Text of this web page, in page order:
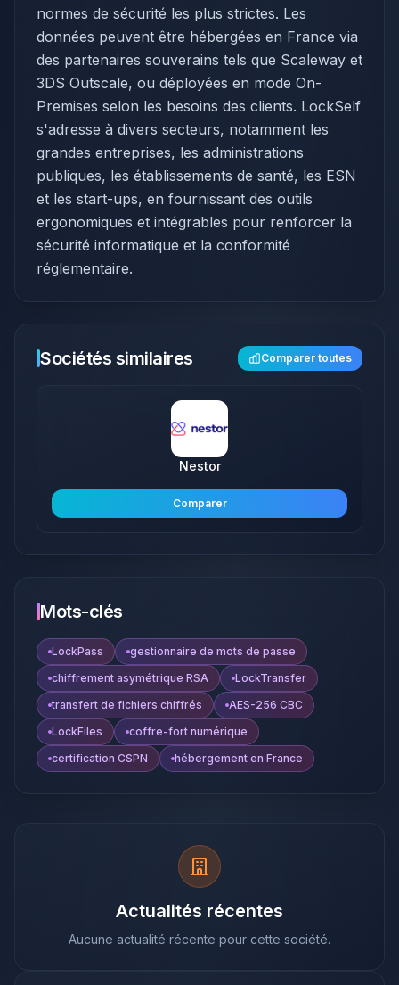
normes de sécurité les plus strictes. Les
données peuvent être hébergées en France via
des partenaires souverains tels que Scaleway et
3DS Outscale, ou déployées en mode On-
Premises selon les besoins des clients. LockSelf
s'adresse à divers secteurs, notamment les
grandes entreprises, les administrations
publiques, les établissements de santé, les ESN
et les start-ups, en fournissant des outils
ergonomiques et intégrables pour renforcer la
sécurité informatique et la conformité
réglementaire.
Sociétés similaires Comparer toutes
Nestor
Comparer
Mots-clés
LockPass
gestionnaire de mots de passe
chiffrement asymétrique RSA
LockTransfer
transfert de fichiers chiffrés
AES-256 CBC
LockFiles
coffre-fort numérique
certification CSPN
hébergement en France
Actualités récentes
Aucune actualité récente pour cette société.